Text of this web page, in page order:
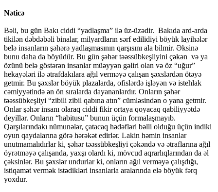
Nəticə
Bəli, bu gün Bakı ciddi “yadlaşma” ilə üz-üzədir. Bakıda ard-arda
tikilən dəbdəbəli binalar, milyardların sərf edilidiyi böyük layihələr
belə insanların şəhərə yadlaşmasının qarşısını ala bilmir. Əksinə
bunu daha da böyüdür. Bu gün şəhər təəssübkeşliyini çəkən və ya
özünü belə göstərən insanlar müəyyən gəliri olan və öz “uğur”
hekayələri ilə ətrafdakılara ağıl verməyə çalışan şəxslərdən ötəyə
getmir. Bu şəxslər böyük plazalarda, ofislərdə işləyən və istehlak
cəmiyyətində ən ön sıralarda dayananlardır. Onların şəhər
təəssübkeşliyi “zibili zibil qabına atın” cümləsindən o yana getmir.
Onlar şəhər insanı olaraq ciddi fikir ortaya qoyacaq qabiliyyətdə
deyillər. Onların “habitusu” bunun üçün formalaşmayıb.
Qarşılarındakı nümunələr, çatacaq hədəfləri bəlli olduğu üçün indiki
oyun qaydalarına görə hərəkət edirlər. Lakin həmin insanlar
unutmamalıdırlar ki, şəhər təəssübkeşliyi çəkəndə və ətraflarına ağıl
öyrətməyə çalışanda, yaxşı olardı ki, mövcud aqrarlıqlarından da əl
çəksinlər. Bu şəxslər undurlar ki, onların ağıl verməyə çalışdığı,
istiqamət vermək istədikləri insanlarla aralarında elə böyük fərq
yoxdur.